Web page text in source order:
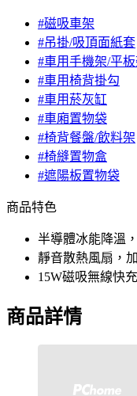
#磁吸車架
#吊掛/吸頂面紙套
#車用手機架/平
#車用椅背掛勾
#車用菸灰缸
#車廂置物袋
#椅背餐盤/飲料架
#椅縫置物盒
#遮陽板置物袋
商品特色
半導體冰能降溫
靜音散熱風扇，
15W磁吸無線快
商品詳情